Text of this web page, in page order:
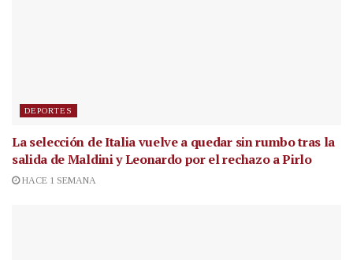
DEPORTES
La selección de Italia vuelve a quedar sin rumbo tras la
salida de Maldini y Leonardo por el rechazo a Pirlo
HACE 1 SEMANA